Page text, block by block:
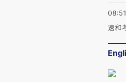
08:51
速和